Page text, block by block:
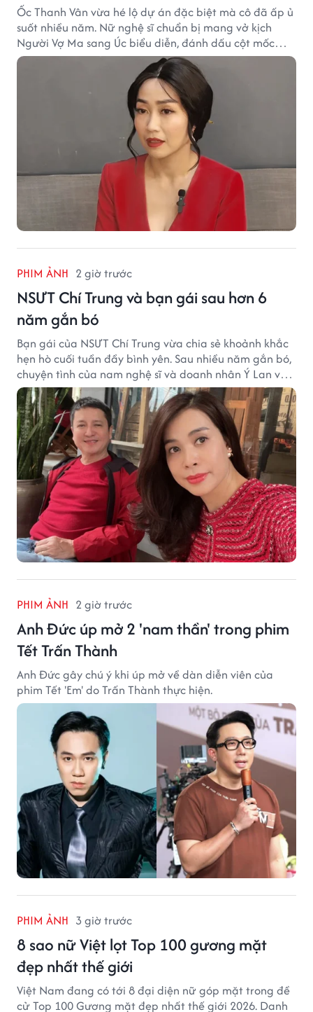
Ốc Thanh Vân vừa hé lộ dự án đặc biệt mà cô đã ấp ủ
suốt nhiều năm. Nữ nghệ sĩ chuẩn bị mang vở kịch
Người Vợ Ma sang Úc biểu diễn, đánh dấu cột mốc
đáng nhớ trong hành trình làm nghề.
PHIM ẢNH 2 giờ trước
NSƯT Chí Trung và bạn gái sau hơn 6
năm gắn bó
Bạn gái của NSƯT Chí Trung vừa chia sẻ khoảnh khắc
hẹn hò cuối tuần đầy bình yên. Sau nhiều năm gắn bó,
chuyện tình của nam nghệ sĩ và doanh nhân Ý Lan vẫn
nhận được sự quan tâm từ công chúng.
PHIM ẢNH 2 giờ trước
Anh Đức úp mở 2 'nam thần' trong phim
Tết Trấn Thành
Anh Đức gây chú ý khi úp mở về dàn diễn viên của
phim Tết 'Em' do Trấn Thành thực hiện.
PHIM ẢNH 3 giờ trước
8 sao nữ Việt lọt Top 100 gương mặt
đẹp nhất thế giới
Việt Nam đang có tới 8 đại diện nữ góp mặt trong đề
cử Top 100 Gương mặt đẹp nhất thế giới 2026. Danh